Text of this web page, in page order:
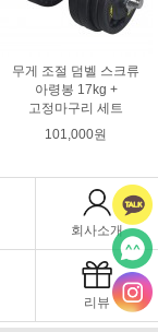
무게 조절 덤벨 스크류
아령봉 17kg +
고정마구리 세트
101,000원
회사소개
리뷰